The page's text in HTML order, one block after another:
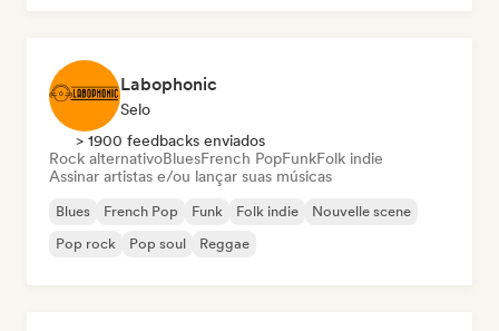
Labophonic
Selo
> 1900 feedbacks enviados
Rock alternativoBluesFrench PopFunkFolk indie
Assinar artistas e/ou lançar suas músicas
Blues French Pop Funk Folk indie
Nouvelle scene
Pop rock
Pop soul Reggae